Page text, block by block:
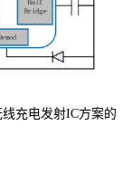
充电发射IC方案的